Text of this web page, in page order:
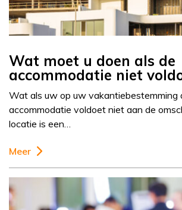
Wat moet u doen als de
accommodatie niet
Wat als uw op uw vakantiebestemming
accommodatie voldoet niet aan de
locatie is een…
Meer